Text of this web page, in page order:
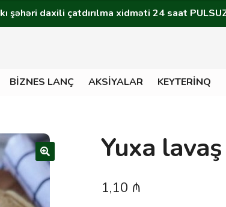
şəhəri daxili çatdırılma xidməti 24 saat
BIZNES LANÇ AKSIYALAR KEYTERINQ
Yuxa
1,10 ₼